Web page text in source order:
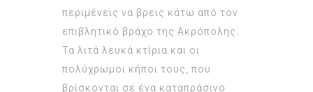
περιμένεις να βρεις κάτω από τον
επιβλητικό βράχο της Ακρόπολης.
Τα λιτά λευκά κτίρια και οι
πολύχρωμοι κήποι τους, που
βρίσκονται σε ένα καταπράσινο